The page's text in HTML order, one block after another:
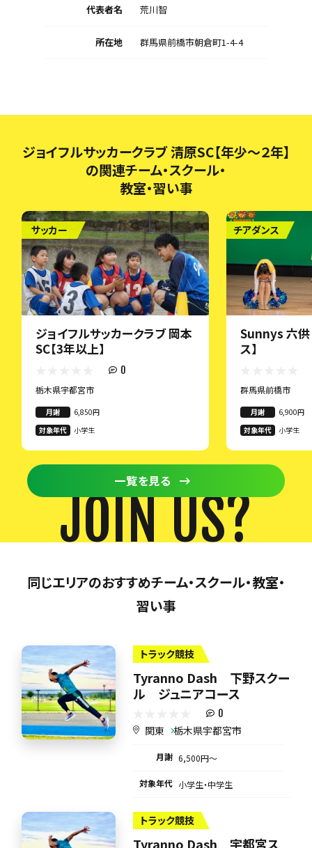
代表者名 荒川智
所在地 群馬県前橋市朝倉町1-4-4
ジョイフルサッカークラブ 清原SC【年少～２年】
の関連チーム・スクール・
教室・習い事
サッカー
ジョイフルサッカークラブ 岡本
SC【3年以上】
0
栃木県宇都宮市
月謝
6,850円
対象年代
小学生
チアダンス
Sunnys 六供
ス】
群馬県前橋市
月謝
6,900円
対象年代
小学生
一覧を見る
JOIN US?
同じエリアのおすすめチーム・スクール・教室・
習い事
トラック競技
Tyranno Dash 下野スクー
ル ジュニアコース
0
関東 栃木県宇都宮市
月謝 6,500円〜
対象年代 小学生・中学生
トラック競技
Tyranno Dash 宇都宮ス